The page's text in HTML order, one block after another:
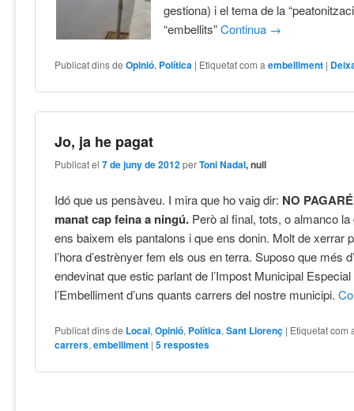
gestiona) i el tema de la
“embellits”Continua →
Publicat dins de Opinió, Política | Etiquetat com a embelliment |
Jo, ja he pagat
Publicat el7 de juny de 2012 perToni Nadal, null
Idó que us pensàveu. I mira que ho vaig dir: NO
manat cap feina a ningú. Però al final, tots, o almanco
ens baixem els pantalons i que ens donin. Molt de xerrar
l’hora d’estrènyer fem els ous en terra. Suposo que més
endevinat que estic parlant de l’Impost Municipal
l’Embelliment d’uns quants carrers del nostre municipi.
Publicat dins de Local,Opinió, Política,Sant Llorenç | Etiquetat com
carrers,embelliment |5respostes